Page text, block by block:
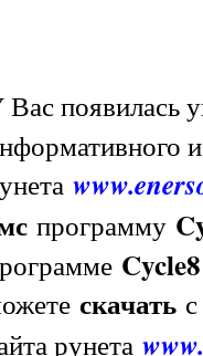
появилась
программу
скачать
рунета